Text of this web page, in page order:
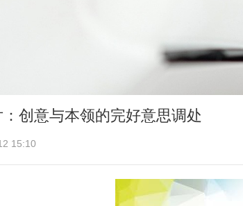
创意与本领的完好意思调处
15:10